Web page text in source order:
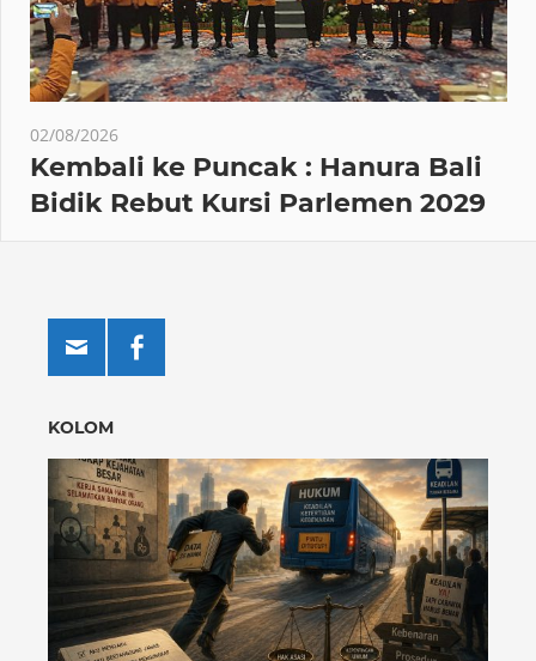
02/08/2026
Kembali ke Puncak : Hanura Bali
Bidik Rebut Kursi Parlemen 2029
KOLOM